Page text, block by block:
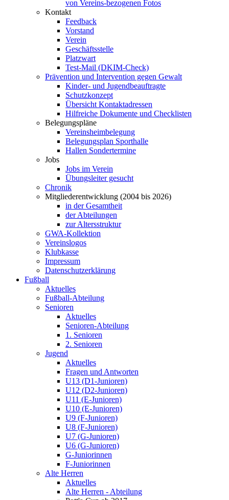
von Vereins-bezogenen Fotos
Kontakt
Feedback
Vorstand
Verein
Geschäftsstelle
Platzwart
Test-Mail (DKIM-Check)
Prävention und Intervention gegen Gewalt
Kinder- und Jugendbeauftragte
Schutzkonzept
Übersicht Kontaktadressen
Hilfreiche Dokumente und Checklisten
Belegungspläne
Vereinsheimbelegung
Belegungsplan Sporthalle
Hallen Sondertermine
Jobs
Jobs im Verein
Übungsleiter gesucht
Chronik
Mitgliederentwicklung (2004 bis 2026)
in der Gesamtheit
der Abteilungen
zur Altersstruktur
GWA-Kollektion
Vereinslogos
Klubkasse
Impressum
Datenschutzerklärung
Fußball
Aktuelles
Fußball-Abteilung
Senioren
Aktuelles
Senioren-Abteilung
1. Senioren
2. Senioren
Jugend
Aktuelles
Fragen und Antworten
U13 (D1-Junioren)
U12 (D2-Junioren)
U11 (E-Junioren)
U10 (E-Junioren)
U9 (F-Junioren)
U8 (F-Junioren)
U7 (G-Junioren)
U6 (G-Junioren)
G-Juniorinnen
F-Juniorinnen
Alte Herren
Aktuelles
Alte Herren - Abteilung